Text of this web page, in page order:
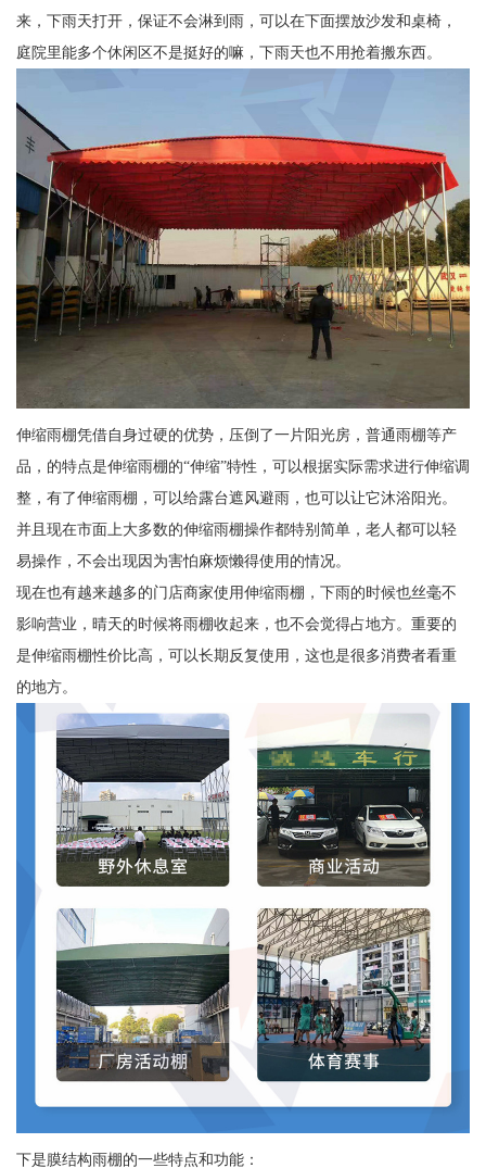
来，下雨天打开，保证不会淋到雨，可以在下面摆放沙发和桌椅，
庭院里能多个休闲区不是挺好的嘛，下雨天也不用抢着搬东西。
伸缩雨棚凭借自身过硬的优势，压倒了一片阳光房，普通雨棚等产
品，的特点是伸缩雨棚的“伸缩”特性，可以根据实际需求进行伸缩调
整，有了伸缩雨棚，可以给露台遮风避雨，也可以让它沐浴阳光。
并且现在市面上大多数的伸缩雨棚操作都特别简单，老人都可以轻
易操作，不会出现因为害怕麻烦懒得使用的情况。
现在也有越来越多的门店商家使用伸缩雨棚，下雨的时候也丝毫不
影响营业，晴天的时候将雨棚收起来，也不会觉得占地方。重要的
是伸缩雨棚性价比高，可以长期反复使用，这也是很多消费者看重
的地方。
下是膜结构雨棚的一些特点和功能：